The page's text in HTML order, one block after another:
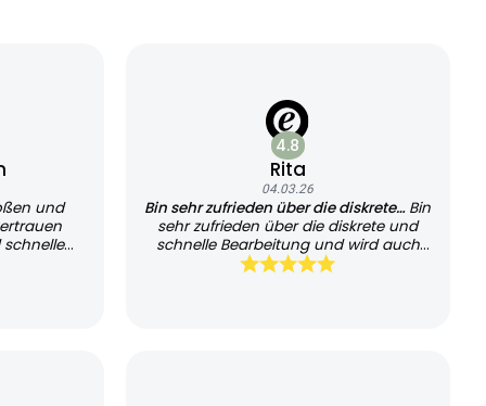
und
schnelle
4.8
Rita
04.03.26
Bin sehr zufrieden über die diskrete… Bin
sehr zufrieden über die diskrete und
schnelle Bearbeitung und wird auch
sehr schnell geliefert, kann es jedem